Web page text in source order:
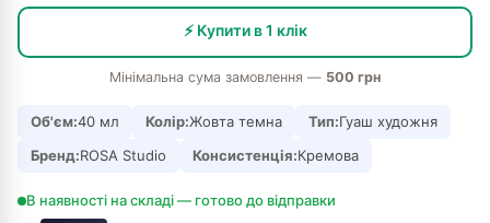
⚡ Купити в 1 клік
Мінімальна сума замовлення — 500 грн
Об'єм:40 мл Колір:Жовта темна Тип:Гуаш художня
Бренд:ROSA Studio Консистенція:Кремова
В наявності на складі — готово до відправки